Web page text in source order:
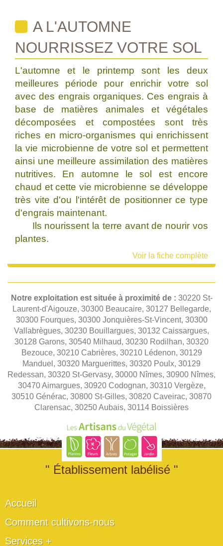
A L'AUTOMNE
NOURRISSEZ VOTRE SOL
L'automne et le printemp sont les deux
meilleures période pour enrichir votre sol
avec des engrais organiques. Ces engrais à
base de matières animales et végétales
décomposées et compostées sont très
riches en micro-organismes qui enrichissent
la vie microbienne de votre sol et permettent
ainsi une meilleure assimilation des matières
nutritives. En automne le sol est encore
chaud et cette vie microbienne se développe
très vite d'ou l'intérêt de positionner ce type
d'engrais maintenant.
Ils nourissent la terre avant de nourir vos
plantes.
Voir la fiche complète
Notre exploitation est située à proximité de : 30220 St-
Laurent-d'Aigouze, 30300 Beaucaire, 30127 Bellegarde,
30300 Fourques, 30300 Jonquières-St-Vincent, 30300
Vallabrègues, 30230 Bouillargues, 30132 Caissargues,
30128 Garons, 30540 Milhaud, 30230 Rodilhan, 30320
Bezouce, 30210 Cabrières, 30210 Lédenon, 30129
Manduel, 30320 Marguerittes, 30320 Poulx, 30129
Redessan, 30320 St-Gervasy, 30000 Nîmes, 30900 Nîmes,
30470 Aimargues, 30920 Codognan, 30310 Vergèze,
30510 Générac, 30800 St-Gilles, 30820 Caveirac, 30870
Clarensac, 30250 Aubais, 30114 Boissières
" Établissement labélisé "
Accueil
Comment cultivons-nous
Services +